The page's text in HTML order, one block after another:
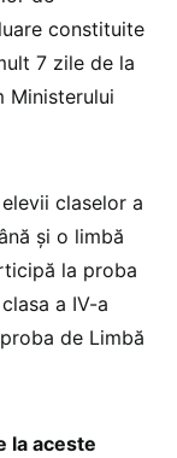
constituite
7 zile de la
Ministerului
claselor a
și o limbă
la proba
a IV-a
de Limbă
la aceste